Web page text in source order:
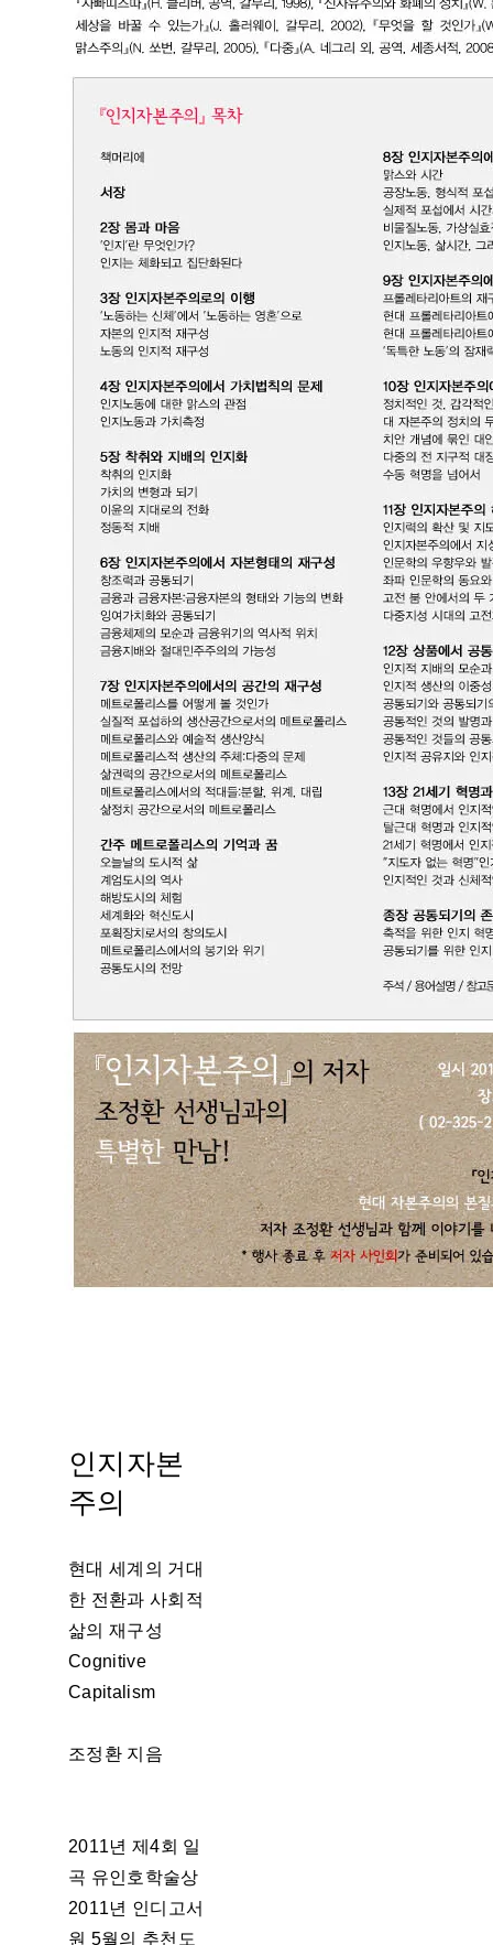
인지자본
주의
현대 세계의 거대
한 전환과 사회적
삶의 재구성
Cognitive
Capitalism
조정환 지음
2011년 제4회 일
곡 유인호학술상
2011년 인디고서
원 5월의 추천도